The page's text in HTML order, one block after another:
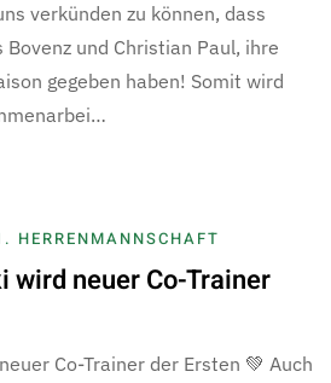
verkünden zu können, dass
Bovenz und Christian Paul, ihre
gegeben haben! Somit wird
HERRENMANNSCHAFT
wird neuer Co-Trainer
Co-Trainer der Ersten 💚 Auch